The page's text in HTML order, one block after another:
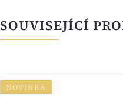
SOUVISEJÍCÍ
NOVINKA